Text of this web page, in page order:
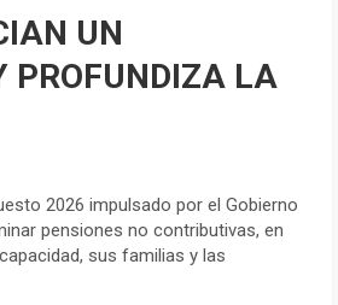
UN
PROFUNDIZA LA
2026 impulsado por el Gobierno
pensiones no contributivas, en
sus familias y las